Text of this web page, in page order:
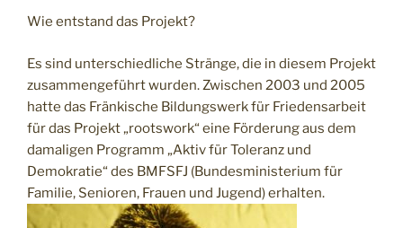
Wie entstand das Projekt?
Es sind unterschiedliche Stränge, die in diesem Projekt
zusammengeführt wurden. Zwischen 2003 und 2005
hatte das Fränkische Bildungswerk für Friedensarbeit
für das Projekt „rootswork“ eine Förderung aus dem
damaligen Programm „Aktiv für Toleranz und
Demokratie“ des BMFSFJ (Bundesministerium für
Familie, Senioren, Frauen und Jugend) erhalten.